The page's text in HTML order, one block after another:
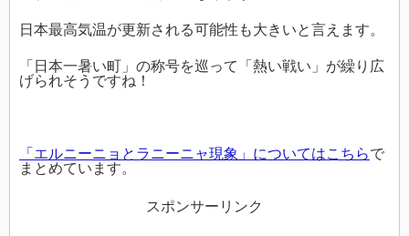
日本最高気温が更新される可能性も大きいと言えます。
「日本一暑い町」の称号を巡って「熱い戦い」が繰り広
げられそうですね！
「エルニーニョとラニーニャ現象」についてはこちらで
まとめています。
スポンサーリンク